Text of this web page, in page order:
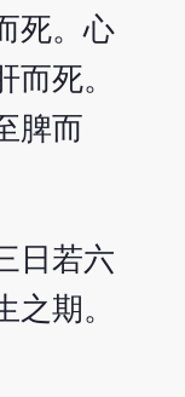
死。心
死。
脾而
日若六
期。